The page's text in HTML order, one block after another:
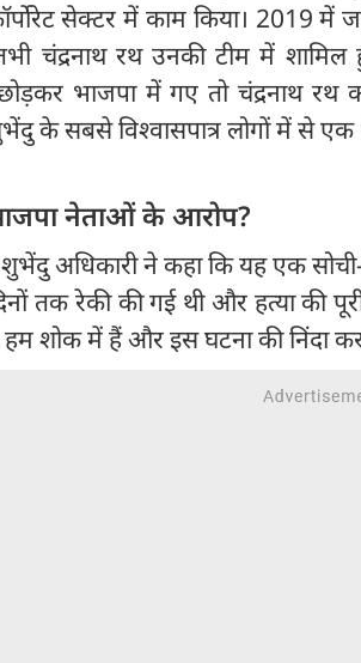
सेक्टर में काम किया। 2019 में
चंद्रनाथ रथ उनकी टीम में
भाजपा में गए तो चंद्रनाथ रथ
के सबसे विश्‍वासपात्र लोगों में से एक
नेताओं के आरोप?
शुभेंदु अधिकारी ने कहा कि यह एक
तक रेकी की गई थी और हत्या की
हम शोक में हैं और इस घटना की निंदा